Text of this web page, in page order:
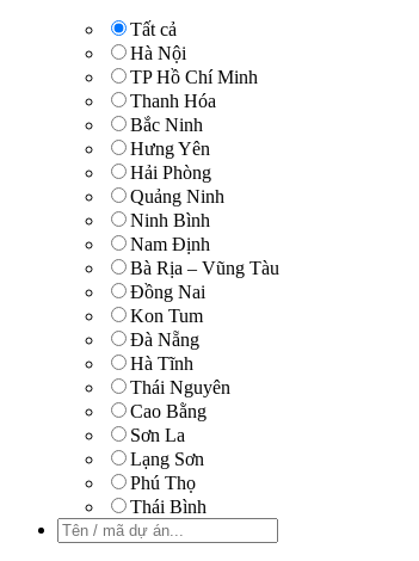
Tất cả
Hà Nội
TP Hồ Chí Minh
Thanh Hóa
Bắc Ninh
Hưng Yên
Hải Phòng
Quảng Ninh
Ninh Bình
Nam Định
Bà Rịa – Vũng Tàu
Đồng Nai
Kon Tum
Đà Nẵng
Hà Tĩnh
Thái Nguyên
Cao Bằng
Sơn La
Lạng Sơn
Phú Thọ
Thái Bình